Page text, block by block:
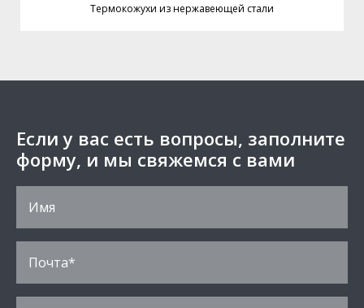
Термокожухи из нержавеющей стали
Если у вас есть вопросы, заполните
форму, и мы свяжемся с вами